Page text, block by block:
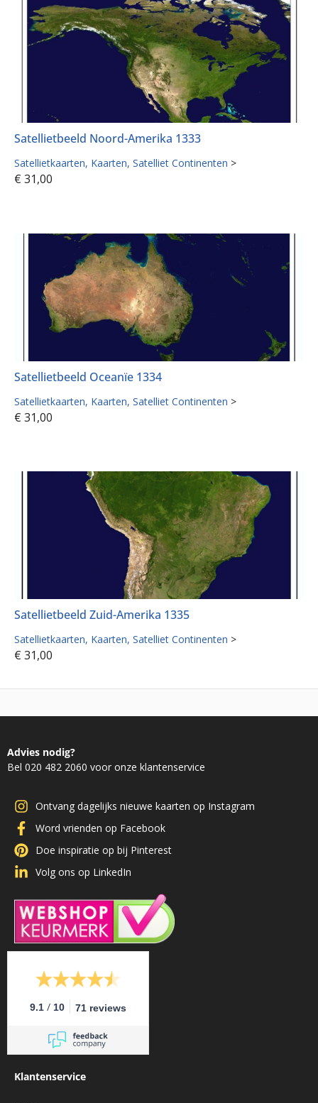
Satellietbeeld Noord-Amerika 1333
Satellietkaarten Kaarten Satelliet Continenten >
€ 31,00
Satellietbeeld Oceanïe 1334
Satellietkaarten Kaarten Satelliet Continenten >
€ 31,00
Satellietbeeld Zuid-Amerika 1335
Satellietkaarten Kaarten Satelliet Continenten >
€ 31,00
Advies nodig?
Bel 020 482 2060 voor onze klantenservice
Ontvang dagelijks nieuwe kaarten op Instagram
Word vrienden op Facebook
Doe inspiratie op bij Pinterest
Volg ons op LinkedIn
9.1 / 10 71 reviews
Klantenservice